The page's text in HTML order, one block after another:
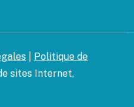
Politique de
sites Internet,